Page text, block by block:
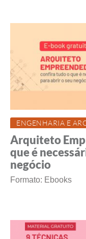
ENGENHARIA E
Arquiteto
que é
negócio
Formato: Ebooks